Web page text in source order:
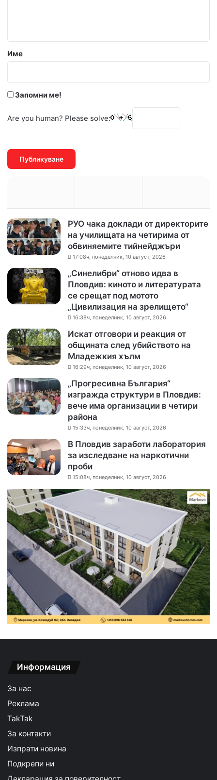
р
:
*
Име
Запомни ме!
Are you human? Please solve:
РУО чака доклади от директорите
на училищата на четирима от
обвиняемите тийнейджъри
17:08ч, понеделник, 10 август, 2026
„Синелибри“ отново идва в
Пловдив: киното и литературата
се срещат под мотото
„Цивилизация на зрелището“
16:38ч, понеделник, 10 август, 2026
Искат отговори и реакция от
общината след убийството на
Младежкия хълм
16:29ч, понеделник, 10 август, 2026
„Прогресивна България“
изгражда структури в Пловдив:
вече има организации в четири
района
15:33ч, понеделник, 10 август, 2026
В Пловдив заработи лаборатория
за изследване на наркотични
проби
15:08ч, понеделник, 10 август, 2026
Информация
За нас
Реклама
TakTak
За контакти
Изпрати новина
Подкрепи ни